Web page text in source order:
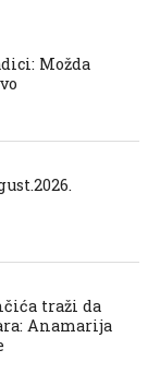
Možda
traži da
Anamarija